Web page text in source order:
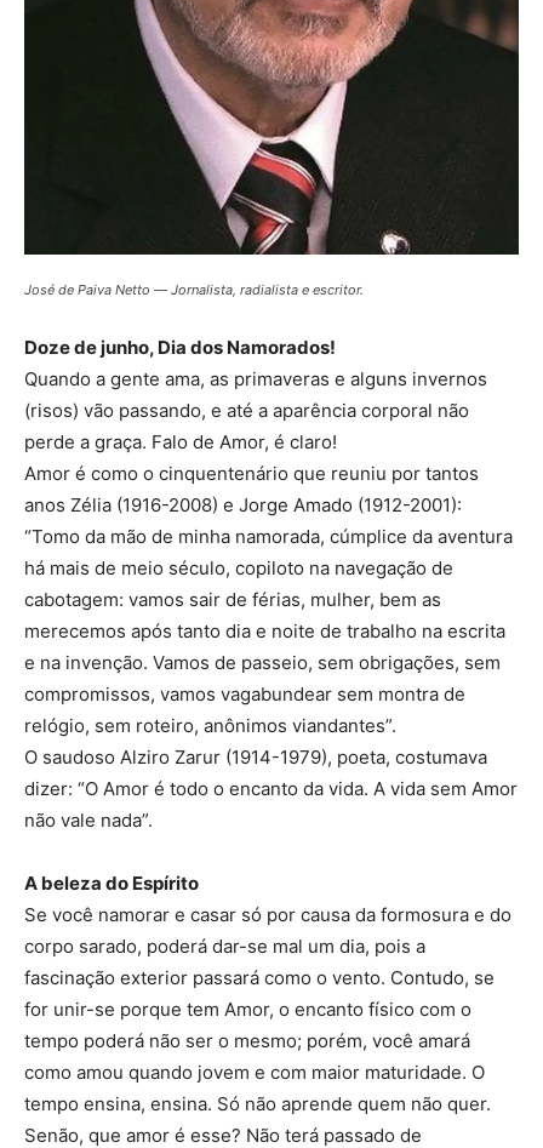
José de Paiva Netto ― Jornalista, radialista e escritor.
Doze de junho, Dia dos Namorados!
Quando a gente ama, as primaveras e alguns invernos
(risos) vão passando, e até a aparência corporal não
perde a graça. Falo de Amor, é claro!
Amor é como o cinquentenário que reuniu por tantos
anos Zélia (1916-2008) e Jorge Amado (1912-2001):
“Tomo da mão de minha namorada, cúmplice da aventura
há mais de meio século, copiloto na navegação de
cabotagem: vamos sair de férias, mulher, bem as
merecemos após tanto dia e noite de trabalho na escrita
e na invenção. Vamos de passeio, sem obrigações, sem
compromissos, vamos vagabundear sem montra de
relógio, sem roteiro, anônimos viandantes”.
O saudoso Alziro Zarur (1914-1979), poeta, costumava
dizer: “O Amor é todo o encanto da vida. A vida sem Amor
não vale nada”.
A beleza do Espírito
Se você namorar e casar só por causa da formosura e do
corpo sarado, poderá dar-se mal um dia, pois a
fascinação exterior passará como o vento. Contudo, se
for unir-se porque tem Amor, o encanto físico com o
tempo poderá não ser o mesmo; porém, você amará
como amou quando jovem e com maior maturidade. O
tempo ensina, ensina. Só não aprende quem não quer.
Senão, que amor é esse? Não terá passado de